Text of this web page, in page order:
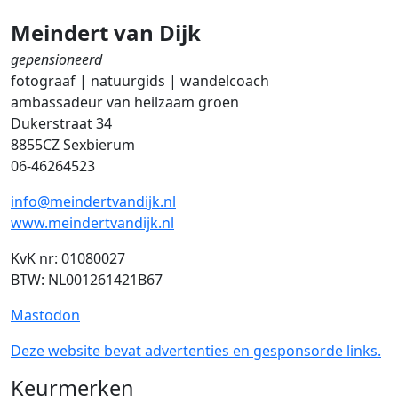
Meindert van Dijk
gepensioneerd
fotograaf | natuurgids | wandelcoach
ambassadeur van heilzaam groen
Dukerstraat 34
8855CZ Sexbierum
06-46264523
info@meindertvandijk.nl
www.meindertvandijk.nl
KvK nr: 01080027
BTW: NL001261421B67
Mastodon
Deze website bevat advertenties en gesponsorde links.
Keurmerken